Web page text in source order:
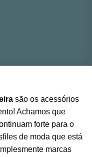
são os acessórios
Achamos que
forte para o
de moda que está
marcas